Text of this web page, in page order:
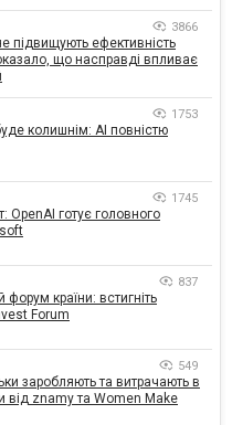
3866
підвищують ефективність
що насправді впливає
1753
колишнім: AI повністю
1745
OpenAI готує головного
837
форум країни: встигніть
Forum
549
заробляють та витрачають в
від znamy та Women Make